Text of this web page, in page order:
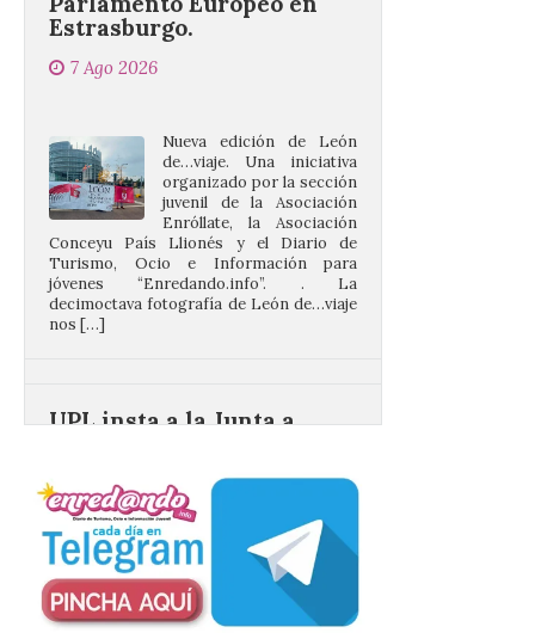
juvenil de la Asociación
Enróllate, la Asociación
Conceyu País Llionés y el Diario de
Turismo, Ocio e Información para
jóvenes “Enredando.info”. . La
decimoctava fotografía de León de…viaje
nos […]
BIC en estado de ruina
Un Bien de Interés
Cultural abandonado
desde 1949. Los
procuradores leonesistas
plantean que la Junta